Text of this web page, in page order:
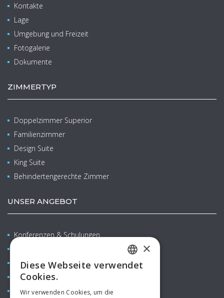
Kontakte
Lage
Umgebung und Freizeit
Fotogalerie
Dokumente
ZIMMERTYP
Doppelzimmer Superior
Familienzimmer
Design Suite
King Suite
Behindertengerechte Zimmer
UNSER ANGEBOT
Konferenzen & Schulungen
Familien mit Kindern
Restaurants & Bars
Aquapark
CZECH
×
Diese Webseite verwendet
Cookies.
Wir verwenden Cookies, um die